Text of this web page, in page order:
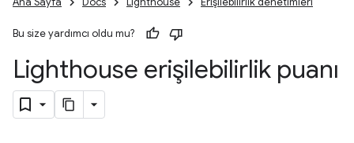
Bu size yardımcı oldu mu?
Lighthouse erişilebilirlik puanı